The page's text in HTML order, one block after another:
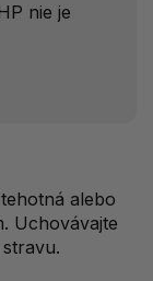
nie je
alebo
Uchovávajte